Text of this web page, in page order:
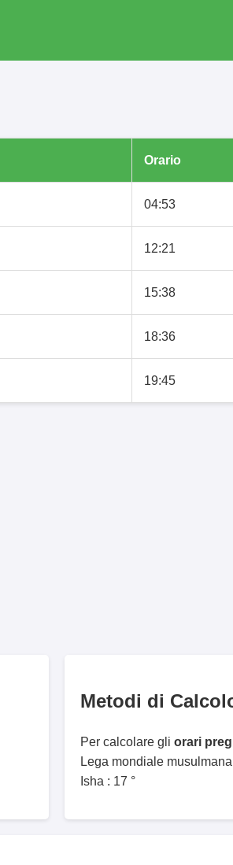
Orario
04:53
12:21
15:38
18:36
19:45
Metodi di
Per calcolare gli orari
Lega mondiale
Isha : 17 °